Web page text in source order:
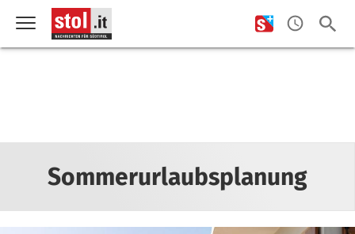
Sommerurlaubsplanung